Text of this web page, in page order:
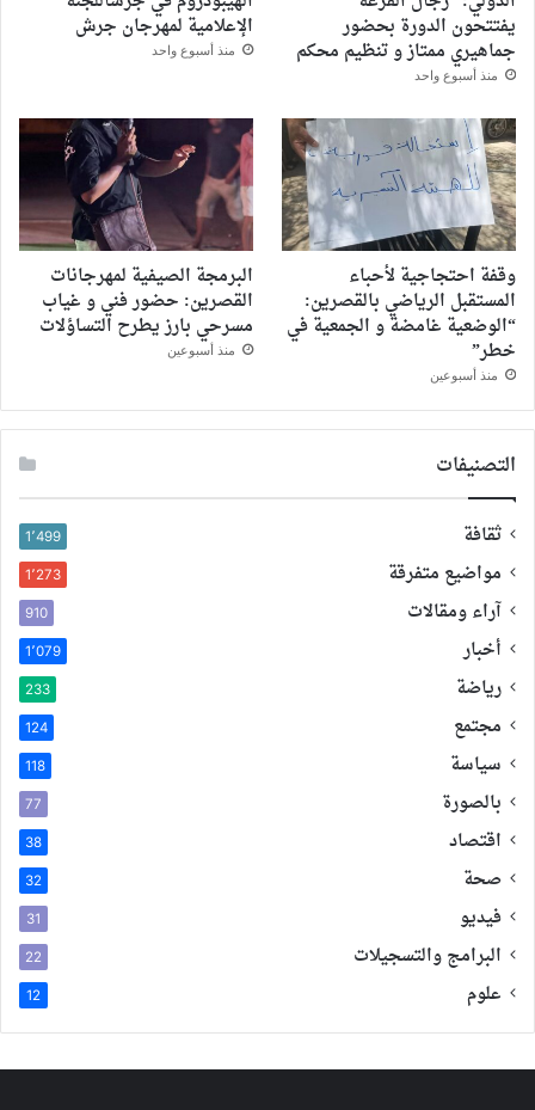
يفتتحون الدورة بحضور
جماهيري ممتاز و تنظيم محكم
منذ أسبوع واحد
الإعلامية لمهرجان جرش
منذ أسبوع واحد
وقفة احتجاجية لأحباء
المستقبل الرياضي بالقصرين:
“الوضعية غامضة و الجمعية في
خطر”
منذ أسبوعين
البرمجة الصيفية لمهرجانات
القصرين: حضور فني و غياب
مسرحي بارز يطرح التساؤلات
منذ أسبوعين
التصنيفات
ثقافة 1٬499
مواضيع متفرقة 1٬273
آراء ومقالات 910
أخبار 1٬079
رياضة 233
مجتمع 124
سياسة 118
بالصورة 77
اقتصاد 38
صحة 32
فيديو 31
البرامج والتسجيلات 22
علوم 12